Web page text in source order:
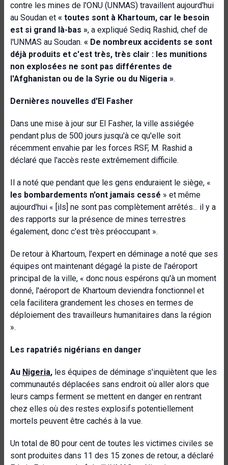
contre les mines de l'ONU (UNMAS) travaillent aujourd'hui
au Soudan et « toutes sont à Khartoum, car le besoin
est si grand là-bas », a expliqué Sediq Rashid, chef de
l'UNMAS au Soudan. « De nombreux accidents se sont
déjà produits et c'est très, très clair : les munitions
non explosées ne sont pas différentes de
l'Afghanistan ou de la Syrie ou du Nigeria ».
Dernières nouvelles d'El Fasher
Dans une mise à jour sur El Fasher, la ville assiégée
pendant plus de 500 jours jusqu'à ce qu'elle soit
récemment envahie par les forces RSF, M. Rashid a
déclaré que l'accès reste extrêmement difficile.
Il a noté que pendant que les gens enduraient le siège, «
les bombardements n'ont jamais cessé » et même
aujourd'hui « [ils] ne sont pas complètement arrêtés... il y a
des rapports sur la présence de mines terrestres
également, donc c'est très préoccupant ».
De retour à Khartoum, l'expert en déminage a noté que ses
équipes ont maintenant dégagé la piste de l'aéroport
principal de la ville, « donc nous espérons qu'à un moment
donné, l'aéroport de Khartoum deviendra fonctionnel et
cela facilitera grandement les choses en termes de
déploiement des travailleurs humanitaires dans la région
».
Les rapatriés nigérians en danger
Au Nigeria, les équipes de déminage s'inquiètent que les
communautés déplacées sans endroit où aller alors que
leurs camps ferment se mettent en danger en rentrant
chez elles où des restes explosifs potentiellement
mortels peuvent être cachés à la vue.
Un total de 80 pour cent de toutes les victimes civiles se
sont produites dans 11 des 15 zones de retour, a déclaré